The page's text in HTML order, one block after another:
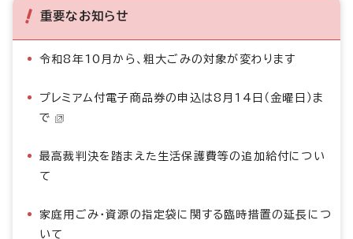
重要なお知らせ
令和8年10月から、粗大ごみの対象が変わります
プレミアム付電子商品券の申込は8月14日（金曜日）ま
で
最高裁判決を踏まえた生活保護費等の追加給付につい
て
家庭用ごみ・資源の指定袋に関する臨時措置の延長につ
いて